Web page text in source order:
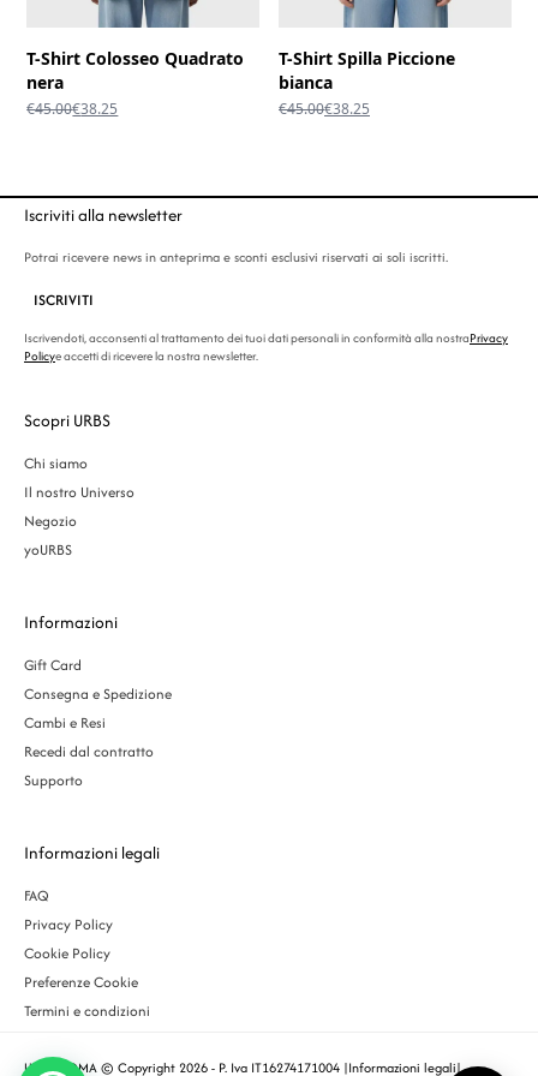
T-Shirt Colosseo Quadrato
nera
€45.00Il
€38.25
T-Shirt Spilla Piccione
bianca
€45.00Il
€38.25
Iscriviti alla newsletter
Potrai ricevere news in anteprima e sconti esclusivi riservati ai soli iscritti.
ISCRIVITI
Iscrivendoti, acconsenti al trattamento dei tuoi dati personali in conformità alla nostraPrivacy
Policye accetti di ricevere la nostra newsletter.
Scopri URBS
Chi siamo
Il nostro Universo
Negozio
yoURBS
Informazioni
Gift Card
Consegna e Spedizione
Cambi e Resi
Recedi dal contratto
Supporto
Informazioni legali
FAQ
Privacy Policy
Cookie Policy
Preferenze Cookie
Termini e condizioni
URBS ROMA © Copyright 2026 - P. Iva IT16274171004 |Informazioni legali|